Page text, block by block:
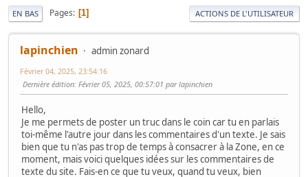
EN BAS Pages 1 ACTIONS DE L'UTILISATEUR
lapinchien admin zonard
Février 04, 2025, 23:54:16
Dernière édition: Février 05, 2025, 00:57:01 par lapinchien
Hello,
Je me permets de poster un truc dans le coin car tu en parlais
toi-même l'autre jour dans les commentaires d'un texte. Je sais
bien que tu n'as pas trop de temps à consacrer à la Zone, en ce
moment, mais voici quelques idées sur les commentaires de
texte du site. Fais-en ce que tu veux, quand tu veux, bien